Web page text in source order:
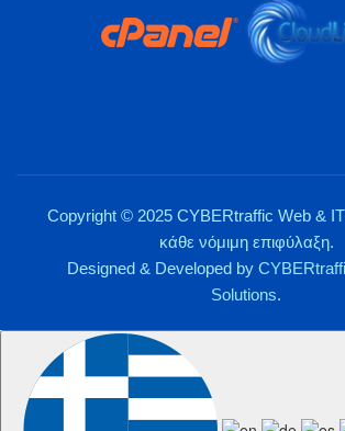
Copyright © 2025 CYBERtraffic Web &
κάθε νόμιμη επιφύλαξη.
Designed & Developed by
Solutions.